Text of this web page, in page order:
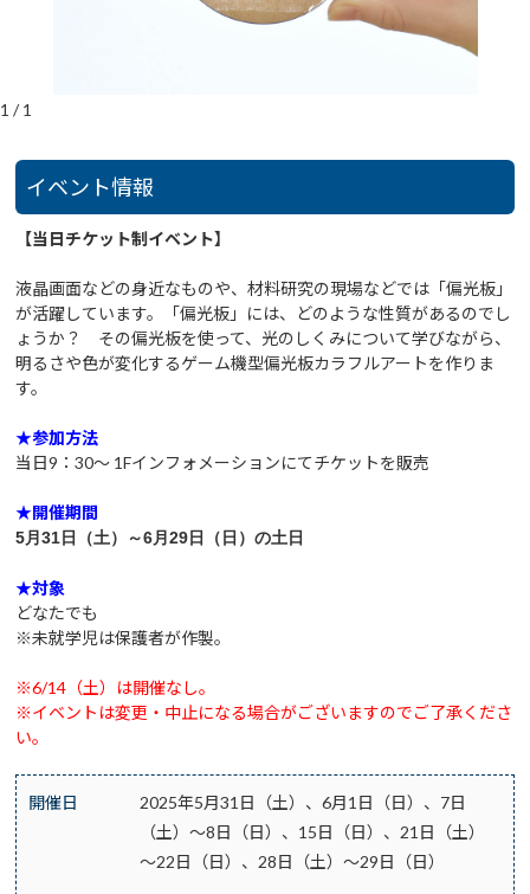
1 /1
イベント情報
【当日チケット制イベント】
液晶画面などの身近なものや、材料研究の現場などでは「偏光板」
が活躍しています。「偏光板」には、どのような性質があるのでし
ょうか？ その偏光板を使って、光のしくみについて学びながら、
明るさや色が変化するゲーム機型偏光板カラフルアートを作りま
す。
★参加方法
当日9：30～ 1Fインフォメーションにてチケットを販売
★開催期間
5月31日（土）～6月29日（日）の土日
★対象
どなたでも
※未就学児は保護者が作製。
※6/14（土）は開催なし。
※イベントは変更・中止になる場合がございますのでご了承くださ
い。
開催日
2025年5月31日（土）、6月1日（日）、7日
（土）～8日（日）、15日（日）、21日（土）
～22日（日）、28日（土）～29日（日）